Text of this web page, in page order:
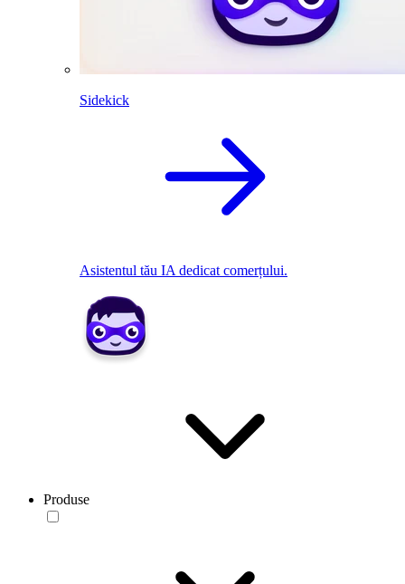
Sidekick
Asistentul tău IA dedicat comerțului.
Produse